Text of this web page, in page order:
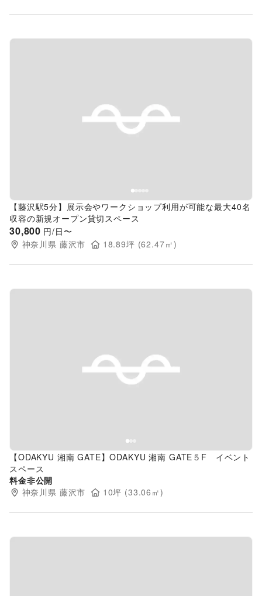
Previous slide
【藤沢駅5分】展示会やワークショップ利用が可能な最大40名
収容の新規オープン貸切スペース
30,800 円/日〜
神奈川県 藤沢市 18.89坪 (62.47㎡)
Previous slide
【ODAKYU 湘南 GATE】ODAKYU 湘南 GATE５F イベント
スペース
料金非公開
神奈川県 藤沢市 10坪 (33.06 ㎡)